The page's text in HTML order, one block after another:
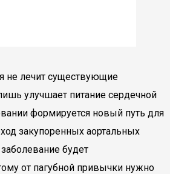
не лечит существующие
улучшает питание сердечной
формируется новый путь для
закупоренных аортальных
будет
от пагубной привычки нужно